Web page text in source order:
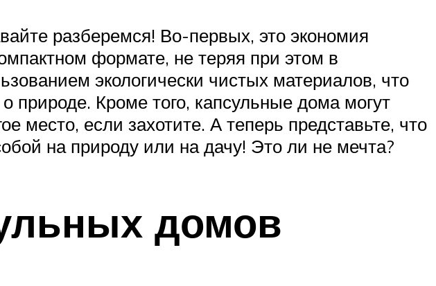
разберемся! Во-первых, это экономия
формате, не теряя при этом в
экологически чистых материалов, что
природе. Кроме того, капсульные дома могут
место, если захотите. А теперь представьте, что
на природу или на дачу! Это ли не мечта?
домов